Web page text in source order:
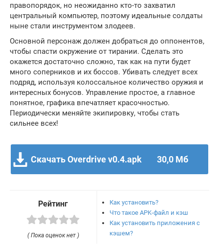
правопорядок, но неожиданно кто-то захватил
центральный компьютер, поэтому идеальные солдаты
ныне стали инструментом злодеев.
Основной персонаж должен добраться до оппонентов,
чтобы спасти окружение от тирании. Сделать это
окажется достаточно сложно, так как на пути будет
много соперников и их боссов. Убивать следует всех
подряд, используя колоссальное количество оружия и
интересных бонусов. Управление простое, а главное
понятное, графика впечатляет красочностью.
Периодически меняйте экипировку, чтобы стать
сильнее всех!
Скачать Overdrive v0.4.apk 30,0 Мб
Рейтинг
( Пока оценок нет )
Как установить?
Что такое APK-файл и кэш
Как установить приложения с
кэшем?